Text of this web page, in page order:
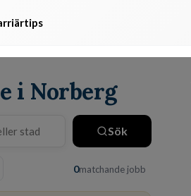
i Norberg
Sök
0matchande jobb